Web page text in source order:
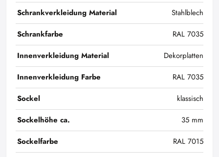
Schrankverkleidung Material
Stahlblech
Schrankfarbe
RAL 7035
Innenverkleidung Material
Dekorplatten
Innenverkleidung Farbe
RAL 7035
Sockel
klassisch
Sockelhöhe ca.
35 mm
Sockelfarbe
RAL 7015